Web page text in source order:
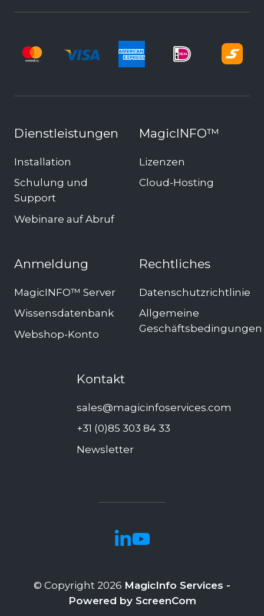
Dienstleistungen
Installation
Schulung und
Support
Webinare auf Abruf
MagicINFO™
Lizenzen
Cloud-Hosting
Anmeldung
MagicINFO™ Server
Wissensdatenbank
Webshop-Konto
Rechtliches
Datenschutzrichtlinie
Allgemeine
Geschäftsbedingungen
Kontakt
sales@magicinfoservices.com
+31 (0)85 303 84 33
Newsletter
© Copyright 2026 MagicInfo Services -
Powered by ScreenCom